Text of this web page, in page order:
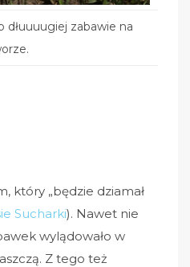
dłuuuugiej zabawie na
który „będzie dziamał
Sucharki). Nawet nie
wylądowało w
Z tego też